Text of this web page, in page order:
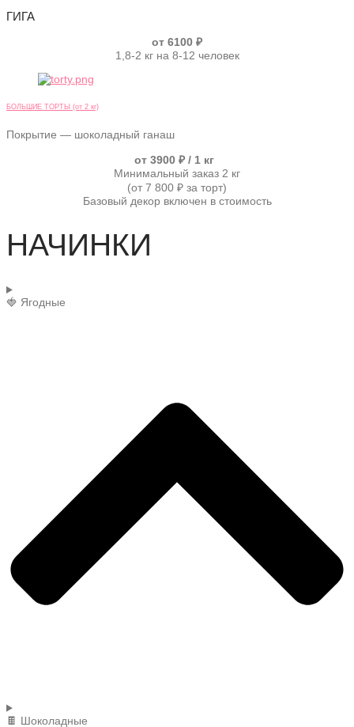
ГИГА
от 6100 ₽
1,8-2 кг на 8-12 человек
БОЛЬШИЕ ТОРТЫ (от 2 кг)
Покрытие — шоколадный ганаш
от 3900 ₽ / 1 кг
Минимальный заказ 2 кг
(от 7 800 ₽ за торт)
Базовый декор включен в стоимость
НАЧИНКИ
🍓 Ягодные
🍫 Шоколадные